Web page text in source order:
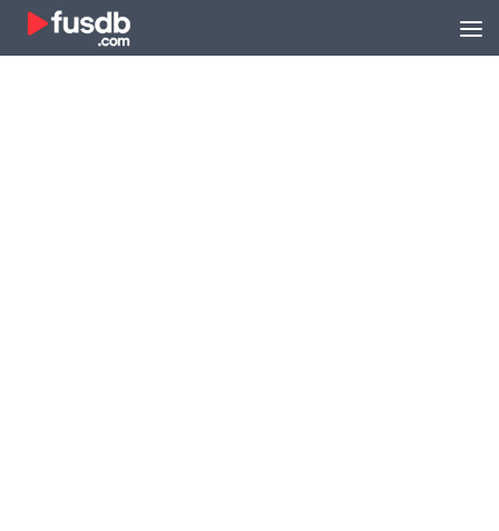
Zum Inhalt springen